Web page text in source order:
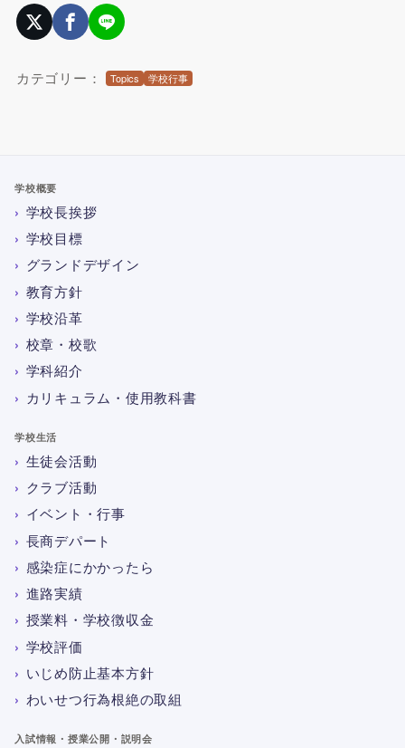
カテゴリー： Topics 学校行事
学校概要
学校長挨拶
学校目標
グランドデザイン
教育方針
学校沿革
校章・校歌
学科紹介
カリキュラム・使用教科書
学校生活
生徒会活動
クラブ活動
イベント・行事
長商デパート
感染症にかかったら
進路実績
授業料・学校徴収金
学校評価
いじめ防止基本方針
わいせつ行為根絶の取組
入試情報・授業公開・説明会